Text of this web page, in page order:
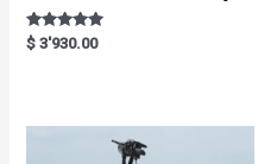
Rated
5.00
$ 3'930.00